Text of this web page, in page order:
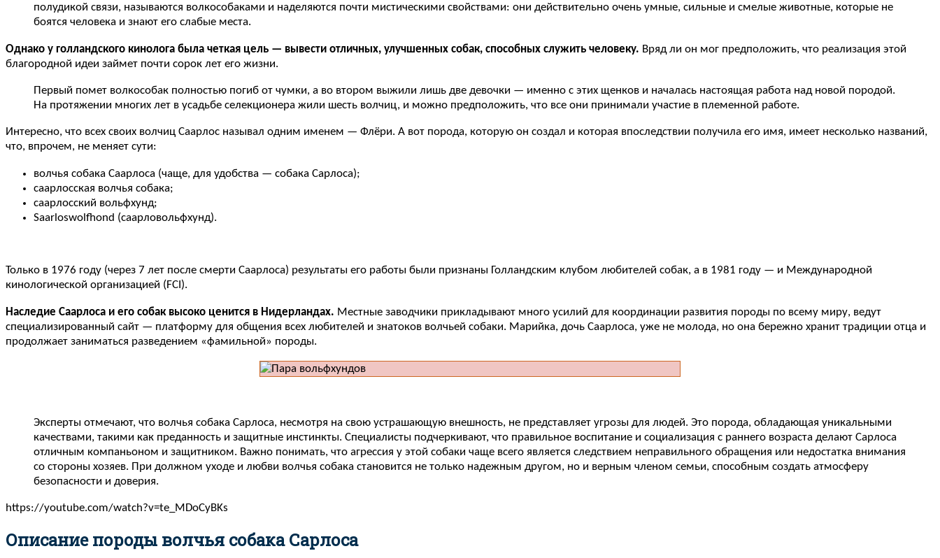
полудикой связи, называются волкособаками и наделяются почти мистическими свойствами: они действительно очень умные, сильные и смелые животные, которые не
боятся человека и знают его слабые места.
Однако у голландского кинолога была четкая цель — вывести отличных, улучшенных собак, способных служить человеку. Вряд ли он мог предположить, что реализация этой
благородной идеи займет почти сорок лет его жизни.
Первый помет волкособак полностью погиб от чумки, а во втором выжили лишь две девочки — именно с этих щенков и началась настоящая работа над новой породой.
На протяжении многих лет в усадьбе селекционера жили шесть волчиц, и можно предположить, что все они принимали участие в племенной работе.
Интересно, что всех своих волчиц Саарлос называл одним именем — Флёри. А вот порода, которую он создал и которая впоследствии получила его имя, имеет несколько названий,
что, впрочем, не меняет сути:
волчья собака Саарлоса (чаще, для удобства — собака Сарлоса);
саарлосская волчья собака;
саарлосский вольфхунд;
Saarloswolfhond (саарловольфхунд).
Только в 1976 году (через 7 лет после смерти Саарлоса) результаты его работы были признаны Голландским клубом любителей собак, а в 1981 году — и Международной
кинологической организацией (FCI).
Наследие Саарлоса и его собак высоко ценится в Нидерландах. Местные заводчики прикладывают много усилий для координации развития породы по всему миру, ведут
специализированный сайт — платформу для общения всех любителей и знатоков волчьей собаки. Марийка, дочь Саарлоса, уже не молода, но она бережно хранит традиции отца и
продолжает заниматься разведением «фамильной» породы.
Эксперты отмечают, что волчья собака Сарлоса, несмотря на свою устрашающую внешность, не представляет угрозы для людей. Это порода, обладающая уникальными
качествами, такими как преданность и защитные инстинкты. Специалисты подчеркивают, что правильное воспитание и социализация с раннего возраста делают Сарлоса
отличным компаньоном и защитником. Важно понимать, что агрессия у этой собаки чаще всего является следствием неправильного обращения или недостатка внимания
со стороны хозяев. При должном уходе и любви волчья собака становится не только надежным другом, но и верным членом семьи, способным создать атмосферу
безопасности и доверия.
https://youtube.com/watch?v=te_MDoCyBKs
Описание породы волчья собака Сарлоса